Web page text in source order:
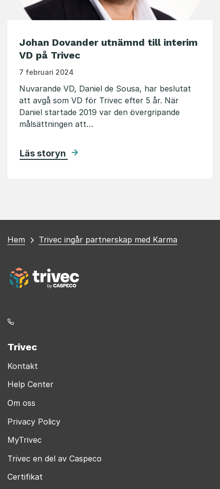
Johan Dovander utnämnd till interim
VD på Trivec
7 februari 2024
Nuvarande VD, Daniel de Sousa, har beslutat
att avgå som VD för Trivec efter 5 år. När
Daniel startade 2019 var den övergripande
målsättningen att…
Läs storyn
Du
Hem Trivec ingår partnerskap med Karma
Trivec
Kontakt
Help Center
Om oss
Privacy Policy
MyTrivec
Trivec en del av Caspeco
Certifikat